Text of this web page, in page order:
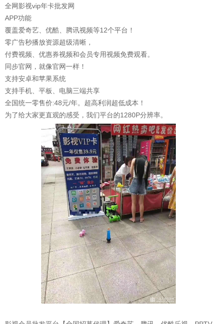
全网影视vip年卡批发网
APP功能
覆盖爱奇艺、优酷、腾讯视频等12个平台！
零广告秒播放资源超级清晰，
付费视频、优惠券视频和会员专用视频免费观看。
同步官网，就像官网一样！
支持安卓和苹果系统
支持手机、平板、电脑三端共享
全国统一零售价:48元/年。超高利润超低成本！
为了给大家更直观的感受，我们平台的1280P分辨率。